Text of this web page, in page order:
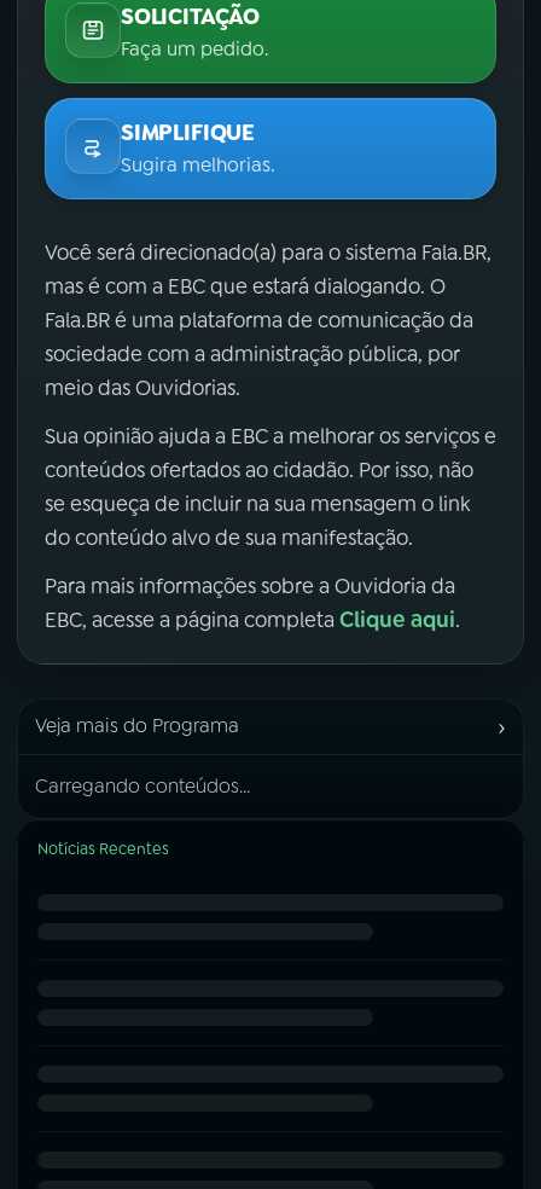
SOLICITAÇÃO
Faça um pedido.
SIMPLIFIQUE
Sugira melhorias.
Você será direcionado(a) para o sistema Fala.BR,
mas é com a EBC que estará dialogando. O
Fala.BR é uma plataforma de comunicação da
sociedade com a administração pública, por
meio das Ouvidorias.
Sua opinião ajuda a EBC a melhorar os serviços e
conteúdos ofertados ao cidadão. Por isso, não
se esqueça de incluir na sua mensagem o link
do conteúdo alvo de sua manifestação.
Para mais informações sobre a Ouvidoria da
EBC, acesse a página completa Clique aqui.
Veja mais do Programa ›
Carregando conteúdos...
Notícias Recentes